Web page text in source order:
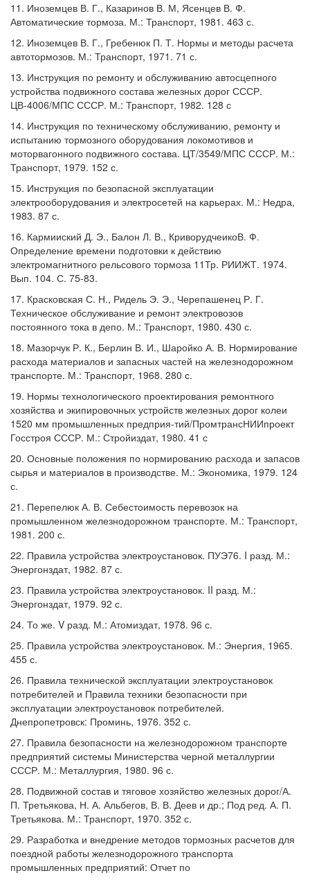
11. Иноземцев В. Г., Казаринов В. М, Ясенцев В. Ф.
Автоматические тормоза. М.: Транспорт, 1981. 463 с.
12. Иноземцев В. Г., Гребенюк П. Т. Нормы и методы расчета
автотормозов. М.: Транспорт, 1971. 71 с.
13. Инструкция по ремонту и обслуживанию автосцепного
устройства подвижного состава железных дорог СССР.
ЦВ-4006/МПС СССР. М.: Транспорт, 1982. 128 с
14. Инструкция по техническому обслуживанию, ремонту и
испытанию тормозного оборудования локомотивов и
моторвагонного подвижного состава. ЦТ/3549/МПС СССР. М.:
Транспорт, 1979. 152 с.
15. Инструкция по безопасной эксплуатации
электрооборудования и электросетей на карьерах. М.: Недра,
1983. 87 с.
16. Кармииский Д. Э., Балон Л. В., КриворудчеикоВ. Ф.
Определение времени подготовки к действию
электромагнитного рельсового тормоза 11Тр. РИИЖТ. 1974.
Вып. 104. С. 75-83.
17. Красковская С. Н., Ридель Э. Э., Черепашенец Р. Г.
Техническое обслуживание и ремонт электровозов
постоянного тока в депо. М.: Транспорт, 1980. 430 с.
18. Мазорчук Р. К., Берлин В. И., Шаройко А. В. Нормирование
расхода материалов и запасных частей на железнодорожном
транспорте. М.: Транспорт, 1968. 280 с.
19. Нормы технологического проектирования ремонтного
хозяйства и экипировочных устройств железных дорог колеи
1520 мм промышленных предприя-тий/ПромтрансНИИпроект
Госстроя СССР. М.: Стройиздат, 1980. 41 с
20. Основные положения по нормированию расхода и запасов
сырья и материалов в производстве. М.: Экономика, 1979. 124
с.
21. Перепелюк А. В. Себестоимость перевозок на
промышленном железнодорожном транспорте. М.: Транспорт,
1981. 200 с.
22. Правила устройства электроустановок. ПУЭ76. I разд. М.:
Энергонздат, 1982. 87 с.
23. Правила устройства электроустановок. II разд. М.:
Энергонздат, 1979. 92 с.
24. То же. V разд. М.: Атомиздат, 1978. 96 с.
25. Правила устройства электроустановок. М.: Энергия, 1965.
455 с.
26. Правила технической эксплуатации электроустановок
потребителей и Правила техники безопасности при
эксплуатации электроустановок потребителей.
Днепропетровск: Проминь, 1976. 352 с.
27. Правила безопасности на железнодорожном транспорте
предприятий системы Министерства черной металлургии
СССР. М.: Металлургия, 1980. 96 с.
28. Подвижной состав и тяговое хозяйство железных дорог/А.
П. Третьякова, Н. А. Альбегов, В. В. Деев и др.; Под ред. А. П.
Третьякова. М.: Транспорт, 1970. 352 с.
29. Разработка и внедрение методов тормозных расчетов для
поездной работы железнодорожного транспорта
промышленных предприятий: Отчет по